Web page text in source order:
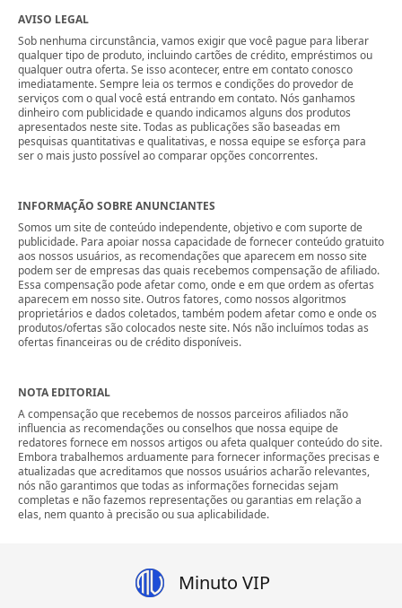
AVISO LEGAL
Sob nenhuma circunstância, vamos exigir que você pague para liberar
qualquer tipo de produto, incluindo cartões de crédito, empréstimos ou
qualquer outra oferta. Se isso acontecer, entre em contato conosco
imediatamente. Sempre leia os termos e condições do provedor de
serviços com o qual você está entrando em contato. Nós ganhamos
dinheiro com publicidade e quando indicamos alguns dos produtos
apresentados neste site. Todas as publicações são baseadas em
pesquisas quantitativas e qualitativas, e nossa equipe se esforça para
ser o mais justo possível ao comparar opções concorrentes.
INFORMAÇÃO SOBRE ANUNCIANTES
Somos um site de conteúdo independente, objetivo e com suporte de
publicidade. Para apoiar nossa capacidade de fornecer conteúdo gratuito
aos nossos usuários, as recomendações que aparecem em nosso site
podem ser de empresas das quais recebemos compensação de afiliado.
Essa compensação pode afetar como, onde e em que ordem as ofertas
aparecem em nosso site. Outros fatores, como nossos algoritmos
proprietários e dados coletados, também podem afetar como e onde os
produtos/ofertas são colocados neste site. Nós não incluímos todas as
ofertas financeiras ou de crédito disponíveis.
NOTA EDITORIAL
A compensação que recebemos de nossos parceiros afiliados não
influencia as recomendações ou conselhos que nossa equipe de
redatores fornece em nossos artigos ou afeta qualquer conteúdo do site.
Embora trabalhemos arduamente para fornecer informações precisas e
atualizadas que acreditamos que nossos usuários acharão relevantes,
nós não garantimos que todas as informações fornecidas sejam
completas e não fazemos representações ou garantias em relação a
elas, nem quanto à precisão ou sua aplicabilidade.
Minuto VIP